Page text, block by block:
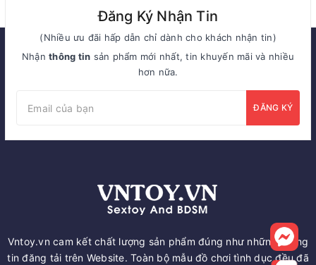
Đăng Ký Nhận Tin
(Nhiều ưu đãi hấp dẫn chỉ dành cho khách nhận tin)
Nhậnthông tin sản phẩm mới nhất, tin khuyến mãi và nhiều
hơn nữa.
ĐĂNG KÝ
Vntoy.vn cam kết chất lượng sản phẩm đúng như những thông
tin đăng tải trên Website. Toàn bộ mẫu đồ chơi tình dục đều đã